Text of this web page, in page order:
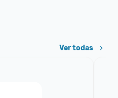
Ver todas